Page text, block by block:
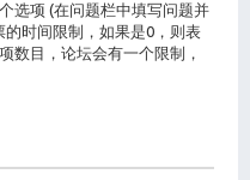
选项 (在问题栏中填写问题并
时间限制，如果是0，则表
数目，论坛会有一个限制，